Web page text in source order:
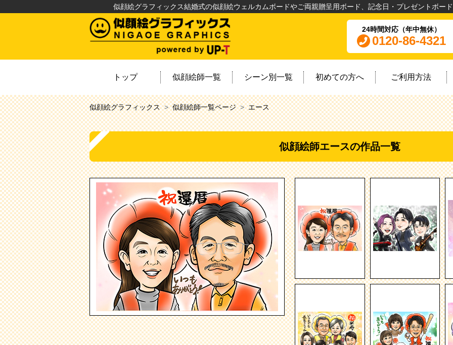
似顔絵グラフィックス結婚式の似顔絵ウェルカムボードやご両親贈呈用ボード、記念日・プレゼントボー
24時間対応（年中無休）
0120-86-4321
トップ 似顔絵師一覧 シーン別一覧 初めての方へ ご利用方法
似顔絵グラフィックス 似顔絵師一覧ページ エース
似顔絵師エースの作品一覧